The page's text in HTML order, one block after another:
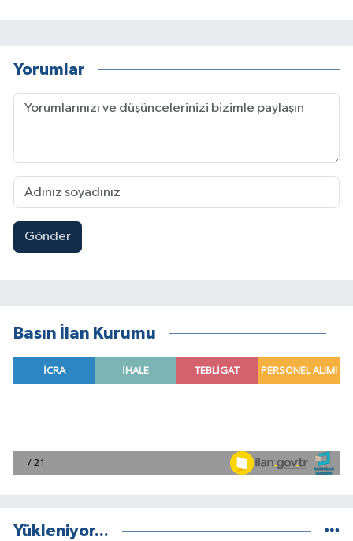
Yorumlar
Gönder
Basın İlan Kurumu
Yükleniyor...